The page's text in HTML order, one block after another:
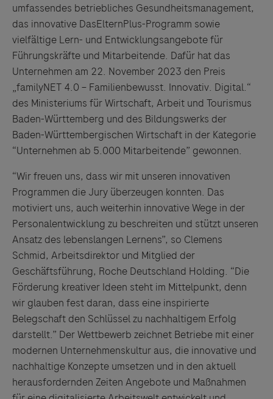
umfassendes betriebliches Gesundheitsmanagement,
das innovative DasElternPlus-Programm sowie
vielfältige Lern- und Entwicklungsangebote für
Führungskräfte und Mitarbeitende. Dafür hat das
Unternehmen am 22. November 2023 den Preis
„familyNET 4.0 – Familienbewusst. Innovativ. Digital.“
des Ministeriums für Wirtschaft, Arbeit und Tourismus
Baden-Württemberg und des Bildungswerks der
Baden-Württembergischen Wirtschaft in der Kategorie
“Unternehmen ab 5.000 Mitarbeitende” gewonnen.
“Wir freuen uns, dass wir mit unseren innovativen
Programmen die Jury überzeugen konnten. Das
motiviert uns, auch weiterhin innovative Wege in der
Personalentwicklung zu beschreiten und stützt unseren
Ansatz des lebenslangen Lernens”, so Clemens
Schmid, Arbeitsdirektor und Mitglied der
Geschäftsführung, Roche Deutschland Holding. “Die
Förderung kreativer Ideen steht im Mittelpunkt, denn
wir glauben fest daran, dass eine inspirierte
Belegschaft den Schlüssel zu nachhaltigem Erfolg
darstellt.” Der Wettbewerb zeichnet Betriebe mit einer
modernen Unternehmenskultur aus, die innovative und
nachhaltige Konzepte umsetzen und in den aktuell
herausfordernden Zeiten Angebote und Maßnahmen
Links zu Websites Dritter werden im Sinne des
Servicegedankens angeboten. Der Herausgeber äußert
keine Meinung über den Inhalt von Websites Dritter und
lehnt ausdrücklich jegliche Verantwortung für
Drittinformationen und deren Verwendung ab.